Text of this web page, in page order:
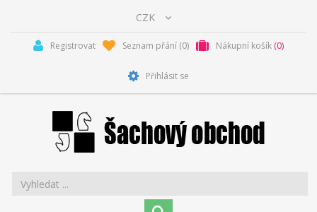
Registrovat Seznam přání (0) Nákupní košík (0)
Přihlásit se